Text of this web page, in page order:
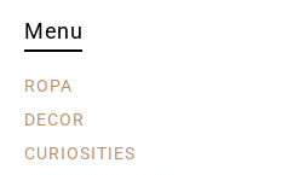
Menu
ROPA
DECOR
CURIOSITIES